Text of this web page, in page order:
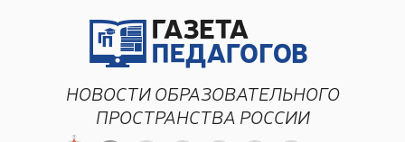
НОВОСТИ ОБРАЗОВАТЕЛЬНОГО
ПРОСТРАНСТВА РОССИИ